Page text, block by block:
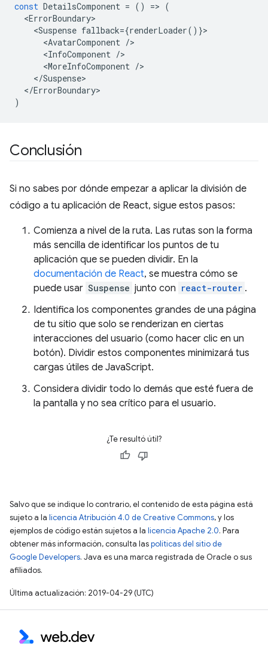
const DetailsComponent = () => (
<ErrorBoundary
<Suspense fallback={renderLoader()}
<AvatarComponent /
<InfoComponent /
<MoreInfoComponent /
</Suspense
</ErrorBoundary
)
Conclusión
Si no sabes por dónde empezar a aplicar la división de
código a tu aplicación de React, sigue estos pasos:
Comienza a nivel de la ruta. Las rutas son la forma
más sencilla de identificar los puntos de tu
aplicación que se pueden dividir. En la
documentación de React, se muestra cómo se
puede usar Suspense junto con react-router .
Identifica los componentes grandes de una página
de tu sitio que solo se renderizan en ciertas
interacciones del usuario (como hacer clic en un
botón). Dividir estos componentes minimizará tus
cargas útiles de JavaScript.
Considera dividir todo lo demás que esté fuera de
la pantalla y no sea crítico para el usuario.
¿Te resultó útil?
Salvo que se indique lo contrario, el contenido de esta página está
sujeto a la licencia Atribución 4.0 de Creative Commons, y los
ejemplos de código están sujetos a la licencia Apache 2.0. Para
obtener más información, consulta laspolíticas del sitio de
Google Developers. Java es una marca registrada de Oracle o sus
afiliados.
Última actualización: 2019-04-29 (UTC)